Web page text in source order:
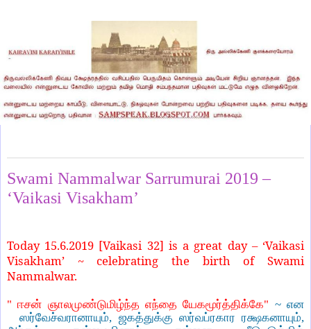
Swami Nammalwar Sarrumurai 2019 –
‘Vaikasi Visakham’
Today 15.6.2019 [Vaikasi 32] is a great day – ‘Vaikasi
Visakham’ ~ celebrating the birth of Swami
Nammalwar.
" ஈசன் ஞாலமுண்டுமிழ்ந்த எந்தை யேகமூர்த்திக்கே" ~ என
ஸர்வேச்வரானாயும், ஜகத்துக்கு ஸர்வப்ரகார ரக்ஷகனாயும்,